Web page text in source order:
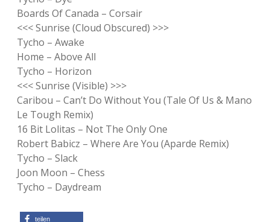
Boards Of Canada – Corsair
<<< Sunrise (Cloud Obscured) >>>
Tycho – Awake
Home – Above All
Tycho – Horizon
<<< Sunrise (Visible) >>>
Caribou – Can’t Do Without You (Tale Of Us & Mano
Le Tough Remix)
16 Bit Lolitas – Not The Only One
Robert Babicz – Where Are You (Aparde Remix)
Tycho – Slack
Joon Moon – Chess
Tycho – Daydream
teilen